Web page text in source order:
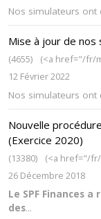
Nos simulateurs ont
Mise à jour de
(4655)
(<a href="/fr/
12 Février 2022
Nos simulateurs ont
Nouvelle
(Exercice 2020)
(13380)
(<a href="/
26 Décembre 2018
Le SPF Finances
des...